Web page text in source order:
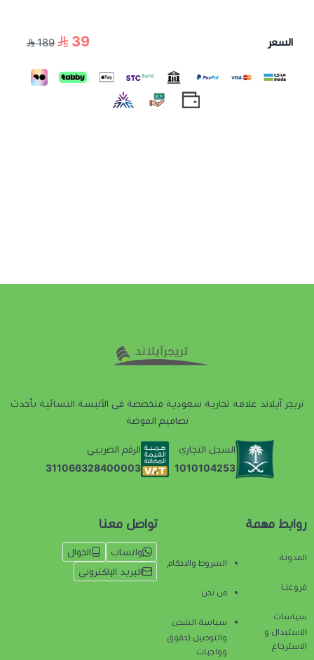
السعر 39
189
تريجر آيلاند علامه تجارية سعودية متخصصة فى الألبسة النسائية بأحدث
تصاميم الموضة
السجل التجاري
1010104253
الرقم الضريبي
311066328400003
روابط مهمة
المدونة
فروعنـا
سياسات
الاستبدال و
الاسترجاع
الشروط والاحكام
من نحن
سياسة الشحن
والتوصيل (حقوق
وواجبات
تواصل معنا
واتساب
الجوال
البريد الإلكتروني